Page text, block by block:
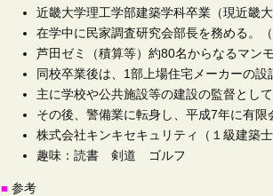
近畿大学理工学部建築学科卒業（現近畿大
在学中に民家調査研究会部長を務める。（
芦田ゼミ（積算等）約80名からなるマン
同校卒業後は、1部上場住宅メーカーの設
主に学校や公共施設等の建設の監督とし
その後、警備業に転身し、平成7年に有
株式会社キンキセキュリティ（１級建築
趣味：読書 剣道 ゴルフ
■ 参考